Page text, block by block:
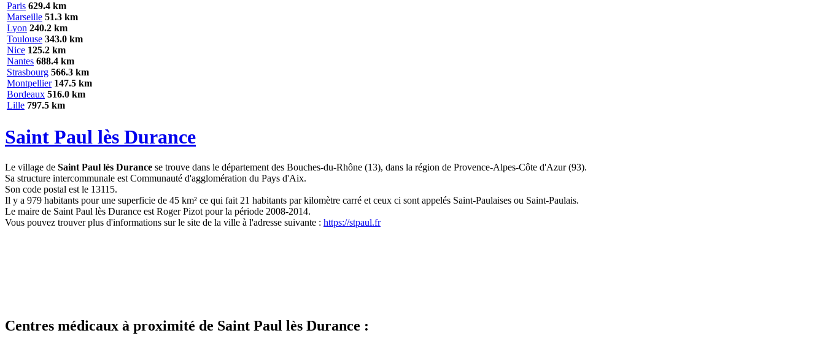
Paris 629.4 km
Marseille 51.3 km
Lyon 240.2 km
Toulouse 343.0 km
Nice 125.2 km
Nantes 688.4 km
Strasbourg 566.3 km
Montpellier 147.5 km
Bordeaux 516.0 km
Lille 797.5 km
Saint Paul lès Durance
Le village de Saint Paul lès Durance se trouve dans le département des Bouches-du-Rhône (13), dans la région de Provence-Alpes-Côte d'Azur (93).
Sa structure intercommunale est Communauté d'agglomération du Pays d'Aix.
Son code postal est le 13115.
Il y a 979 habitants pour une superficie de 45 km² ce qui fait 21 habitants par kilomètre carré et ceux ci sont appelés Saint-Paulaises ou Saint-Paulais.
Le maire de Saint Paul lès Durance est Roger Pizot pour la période 2008-2014.
Vous pouvez trouver plus d'informations sur le site de la ville à l'adresse suivante : https://stpaul.fr
Centres médicaux à proximité de Saint Paul lès Durance :